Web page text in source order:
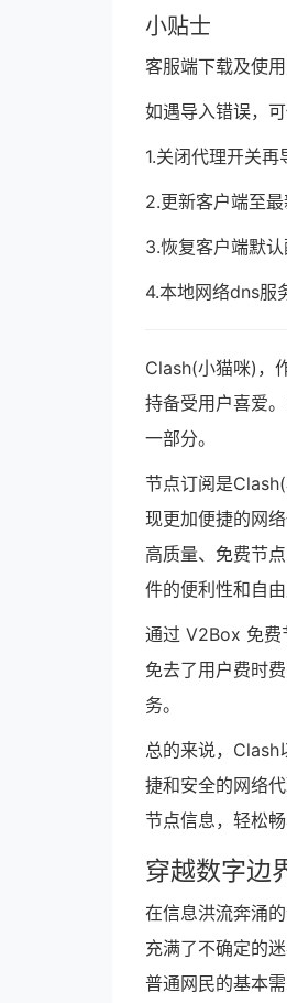
小贴士
客服端下载及使
如遇导入错误，可
1.关闭代理开关再
2.更新客户端至最
3.恢复客户端默认
4.本地网络dns服
Clash(小猫咪)，
持备受用户喜爱
一部分。
节点订阅是
现更加便捷的网
高质量、免费节
件的便利性和自由
通过 V2Box 免费
免去了用户费时
务。
总的来说，Clash
捷和安全的网络
节点信息，轻松
穿越数字边
在信息洪流奔涌
充满了不确定的
普通网民的基本